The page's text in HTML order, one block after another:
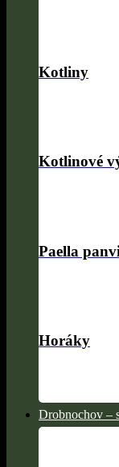
Kotliny
Kotlinové
Paella
Horáky
Drobnochov –